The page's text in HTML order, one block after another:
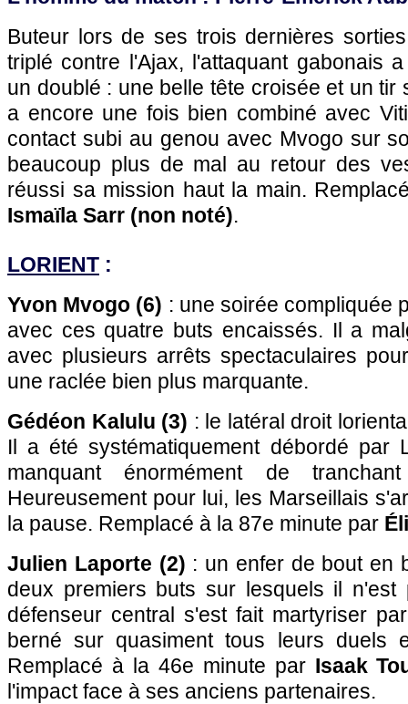
Buteur lors de ses trois dernières
triplé contre l'Ajax, l'attaquant gabonais
un doublé : une belle tête croisée et un tir
a encore une fois bien combiné avec
contact subi au genou avec Mvogo sur
beaucoup plus de mal au retour des
réussi sa mission haut la main.
Ismaïla Sarr (non noté).
LORIENT :
Yvon Mvogo (6) : une soirée compliquée
avec ces quatre buts encaissés. Il a
avec plusieurs arrêts spectaculaires
une raclée bien plus marquante.
Gédéon Kalulu (3) : le latéral droit
Il a été systématiquement débordé par
manquant énormément de
Heureusement pour lui, les Marseillais
la pause. Remplacé à la 87e minute par
Julien Laporte (2) : un enfer de bout en
deux premiers buts sur lesquels il n'est
défenseur central s'est fait martyriser
berné sur quasiment tous leurs duels
Remplacé à la 46e minute par Isaak
l'impact face à ses anciens partenaires.